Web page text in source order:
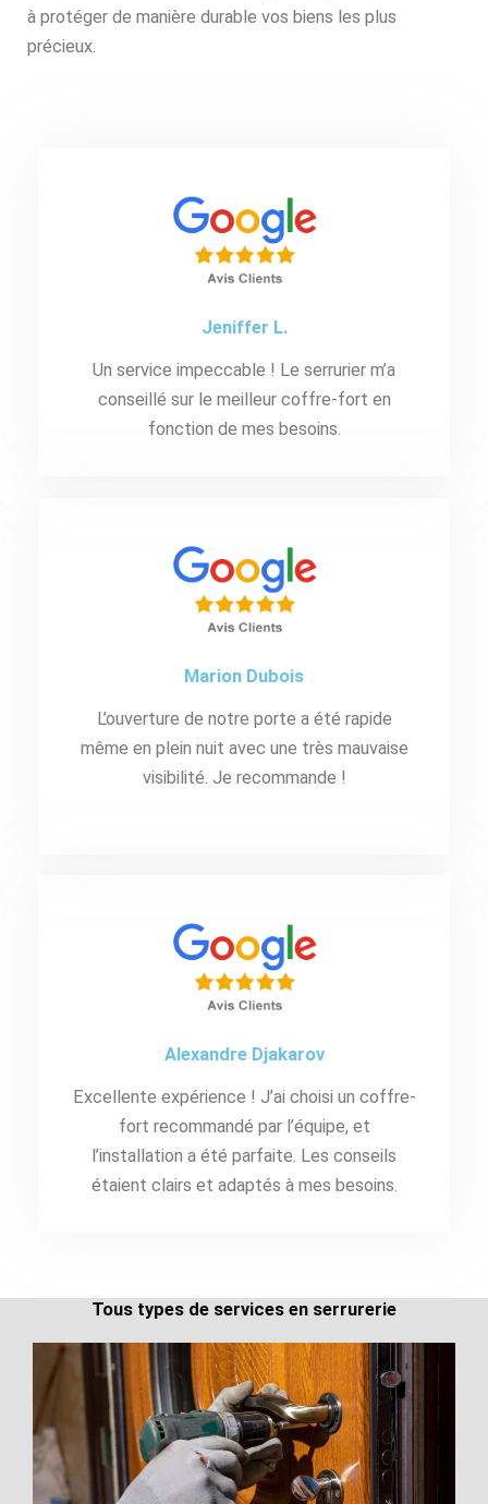
à protéger de manière durable vos biens les plus
précieux.
Jeniffer L.
Un service impeccable ! Le serrurier m’a
conseillé sur le meilleur coffre-fort en
fonction de mes besoins.
Marion Dubois
L’ouverture de notre porte a été rapide
même en plein nuit avec une très mauvaise
visibilité. Je recommande !
Alexandre Djakarov
Excellente expérience ! J’ai choisi un coffre-
fort recommandé par l’équipe, et
l’installation a été parfaite. Les conseils
étaient clairs et adaptés à mes besoins.
Tous types de services en serrurerie